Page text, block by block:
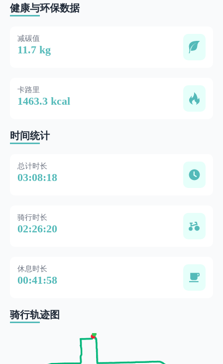
健康与环保数据
减碳值
11.7 kg
卡路里
1463.3 kcal
时间统计
总计时长
03:08:18
骑行时长
02:26:20
休息时长
00:41:58
骑行轨迹图